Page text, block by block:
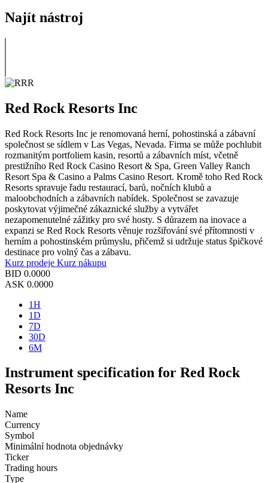
Najít nástroj
Red Rock Resorts Inc
Red Rock Resorts Inc je renomovaná herní, pohostinská a zábavní
společnost se sídlem v Las Vegas, Nevada. Firma se může pochlubit
rozmanitým portfoliem kasin, resortů a zábavních míst, včetně
prestižního Red Rock Casino Resort & Spa, Green Valley Ranch
Resort Spa & Casino a Palms Casino Resort. Kromě toho Red Rock
Resorts spravuje řadu restaurací, barů, nočních klubů a
maloobchodních a zábavních nabídek. Společnost se zavazuje
poskytovat výjimečné zákaznické služby a vytvářet
nezapomenutelné zážitky pro své hosty. S důrazem na inovace a
expanzi se Red Rock Resorts věnuje rozšiřování své přítomnosti v
herním a pohostinském průmyslu, přičemž si udržuje status špičkové
destinace pro volný čas a zábavu.
Kurz prodeje Kurz nákupu
BID 0.0000
ASK 0.0000
1H
1D
7D
30D
6M
Instrument specification for Red Rock
Resorts Inc
Name
Currency
Symbol
Minimální hodnota objednávky
Ticker
Trading hours
Type